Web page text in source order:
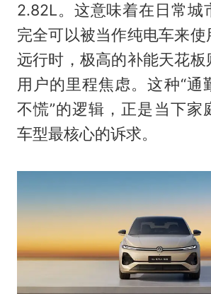
2.82L。这意味着在日常城
完全可以被当作纯电车来使
远行时，极高的补能天花板
用户的里程焦虑。这种“通
不慌”的逻辑，正是当下家
车型最核心的诉求。